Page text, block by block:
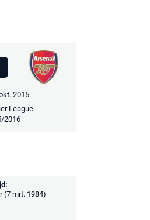
2015
League
2016
(7 mrt. 1984)